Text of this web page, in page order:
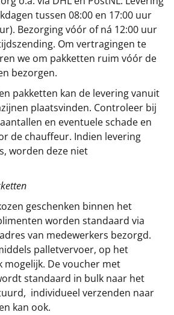
tussen 08:00 en 17:00 uur
Bezorging vóór of ná 12:00 uur
Om vertragingen te
we om pakketten ruim vóór de
bezorgen.
pakketten kan de levering vanuit
plaatsvinden. Controleer bij
en eventuele schade en
de chauffeur. Indien levering
worden deze niet
geschenken binnen het
worden standaard via
van medewerkers bezorgd.
palletvervoer, op het
mogelijk. De voucher met
standaard in bulk naar het
individueel verzenden naar
kan ook.